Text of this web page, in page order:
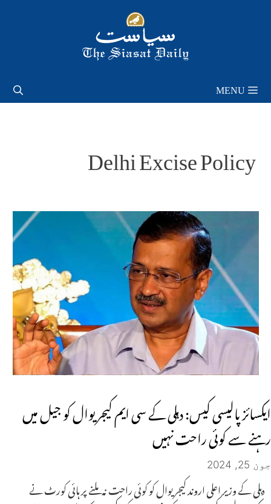
MENU
Delhi Excise Policy
ایکسائز پالیسی کیس: دہلی کے سی ایم کیجریوال کو جیل میں
رہنے سے کوئی راحت نہیں
جون 25, 2024
دہلی کے وزیر اعلی اروند کیجریوال کو کوئی راحت نہ ملنے پر ہائی کورٹ نے